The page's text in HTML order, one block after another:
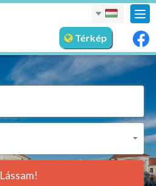
Térkép
Lássam!